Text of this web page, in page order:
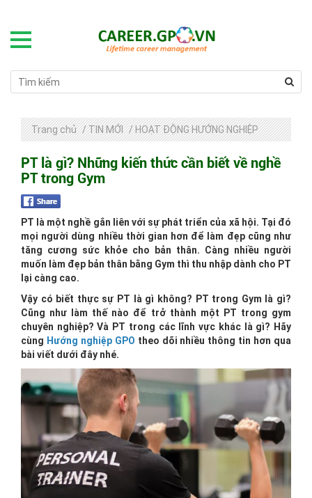
Trang chủ / TIN MỚI / HOẠT ĐỘNG HƯỚNG NGHIỆP
PT là gì? Những kiến thức cần biết về nghề
PT trong Gym
PT là một nghề gắn liên với sự phát triển của xã hội. Tại đó
mọi người dùng nhiều thời gian hơn để làm đẹp cũng như
tăng cương sức khỏe cho bản thân. Càng nhiều người
muốn làm đẹp bản thân bằng Gym thì thu nhập dành cho PT
lại càng cao.
Vậy có biết thực sự PT là gì không? PT trong Gym là gì?
Cũng như làm thế nào để trở thành một PT trong gym
chuyên nghiệp? Và PT trong các lĩnh vực khác là gì? Hãy
cùng Hướng nghiệp GPO theo dõi nhiều thông tin hơn qua
bài viết dưới đây nhé.